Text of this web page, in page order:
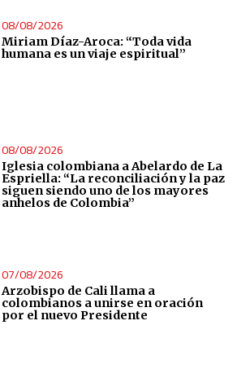
08/08/2026
Miriam Díaz-Aroca: “Toda vida
humana es un viaje espiritual”
08/08/2026
Iglesia colombiana a Abelardo de La
Espriella: “La reconciliación y la paz
siguen siendo uno de los mayores
anhelos de Colombia”
07/08/2026
Arzobispo de Cali llama a
colombianos a unirse en oración
por el nuevo Presidente